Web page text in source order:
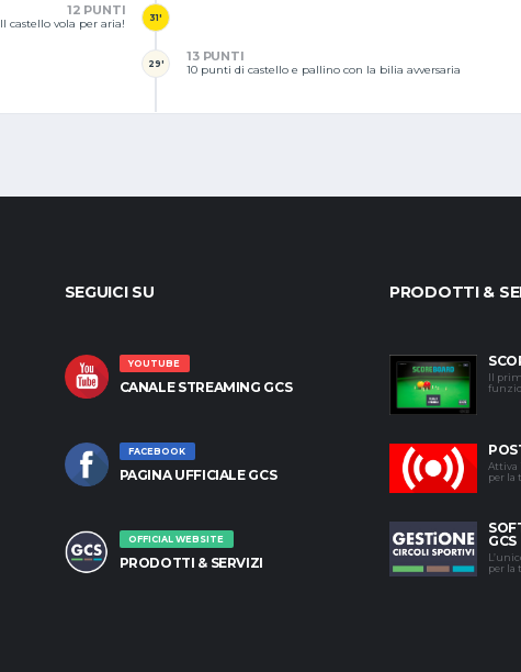
31'
12 PUNTI
Il castello vola per aria!
29' 13 PUNTI
10 punti di castello e pallino con la bilia avversaria
SEGUICI SU
YOUTUBE
CANALE STREAMING GCS
FACEBOOK
PAGINA UFFICIALE GCS
OFFICIAL WEBSITE
PRODOTTI & SERVIZI
PRODOTTI &
Il
Attiva
per la
GCS
per la